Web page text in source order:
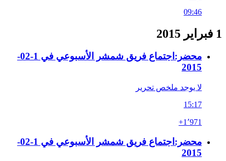
09:46
1 فبراير 2015
محضر:اجتماع فريق شمشر الأسبوعي في 1-02-
2015
لا يوجد ملخص تحرير
15:17
+1٬971
محضر:اجتماع فريق شمشر الأسبوعي في 1-02-
2015